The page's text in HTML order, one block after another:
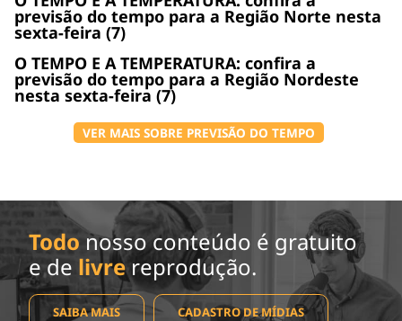
previsão do tempo para a Região Norte nesta
sexta-feira (7)
O TEMPO E A TEMPERATURA: confira a
previsão do tempo para a Região Nordeste
nesta sexta-feira (7)
VER MAIS SOBRE PREVISÃO DO TEMPO
Todo nosso conteúdo é gratuito
e de livrereprodução.
SAIBA MAIS CADASTRO DE MÍDIAS